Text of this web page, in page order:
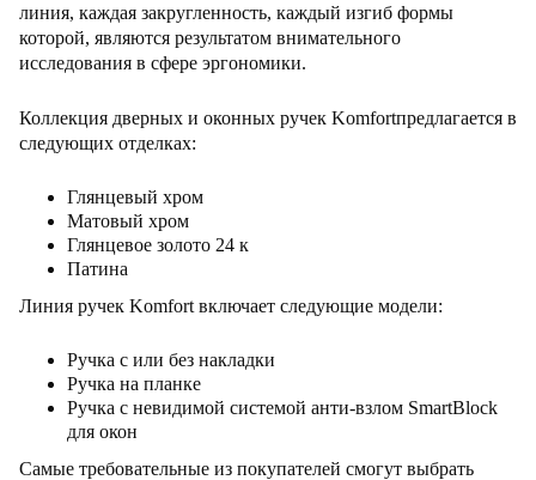
линия, каждая закругленность, каждый изгиб формы
которой, являются результатом внимательного
исследования в сфере эргономики.
Коллекция дверных и оконных ручек Komfortпредлагается в
следующих отделках:
Глянцевый хром
Матовый хром
Глянцевое золото 24 к
Патина
Линия ручек Komfort включает следующие модели:
Ручка с или без накладки
Ручка на планке
Ручка с невидимой системой анти-взлом SmartBlock
для окон
Самые требовательные из покупателей смогут выбрать